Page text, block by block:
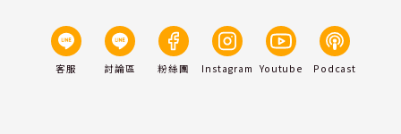
客服 討論區 粉絲團 Instagram Youtube Podcast